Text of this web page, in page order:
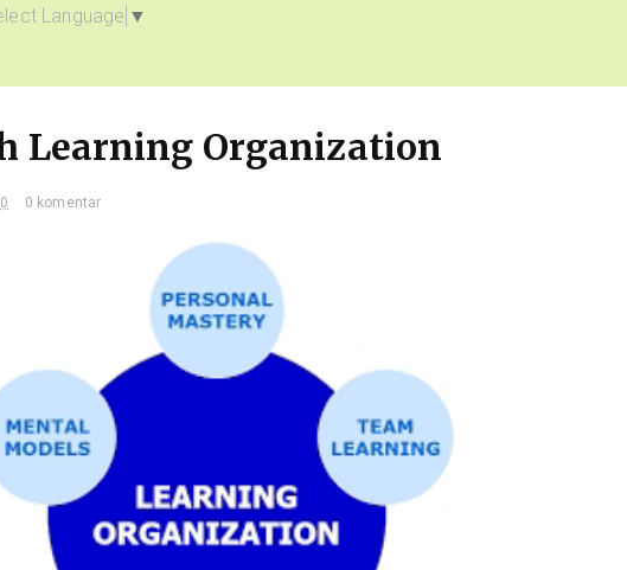
Language ▼
Learning Organization
0 komentar